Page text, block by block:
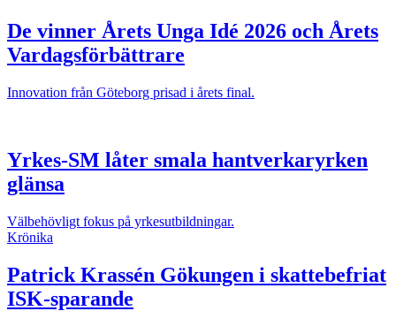
De vinner Årets Unga Idé 2026 och Årets
Vardagsförbättrare
Innovation från Göteborg prisad i årets final.
Yrkes-SM låter smala hantverkaryrken
glänsa
Välbehövligt fokus på yrkesutbildningar.
Krönika
Patrick Krassén Gökungen i skattebefriat
ISK-sparande